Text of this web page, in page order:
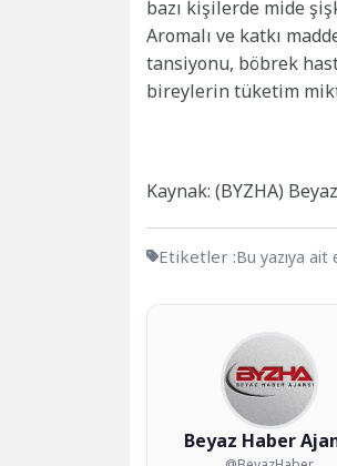
bazı kişilerde mide
Aromalı ve katkı
tansiyonu, böbrek
bireylerin tüketim
Kaynak: (BYZHA)
Etiketler :Bu yazıya ait
Beyaz Haber